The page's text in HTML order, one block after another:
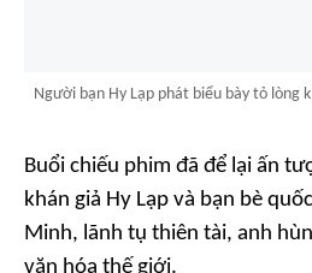
Người bạn Hy Lạp phát biểu bày tỏ lòng
Buổi chiếu phim đã để lại ấn
khán giả Hy Lạp và bạn bè
Minh, lãnh tụ thiên tài, anh
văn hóa thế giới.